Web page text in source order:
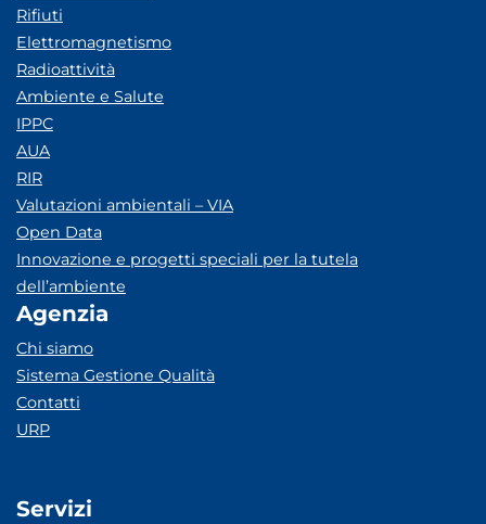
Rifiuti
Elettromagnetismo
Radioattività
Ambiente e Salute
IPPC
AUA
RIR
Valutazioni ambientali – VIA
Open Data
Innovazione e progetti speciali per la tutela
dell’ambiente
Agenzia
Chi siamo
Sistema Gestione Qualità
Contatti
URP
Servizi